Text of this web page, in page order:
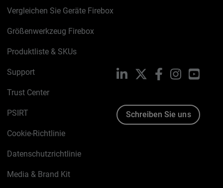
Vergleichen Sie Geräte Firebox
Größenwerkzeug Firebox
Produktliste & SKUs
Support
Trust Center
PSIRT
Cookie-Richtlinie
Datenschutzrichtlinie
Media & Brand Kit
LinkedIn FacebookInstagram
Schreiben Sie uns